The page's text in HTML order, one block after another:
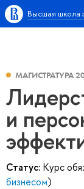
Высшая школа
МАГИСТРАТУРА
и
Статус: Курс
бизнесом)